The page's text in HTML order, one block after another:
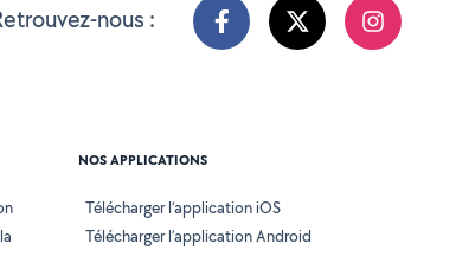
nous :
NOS APPLICATIONS
Télécharger l’application iOS
Télécharger l’application Android